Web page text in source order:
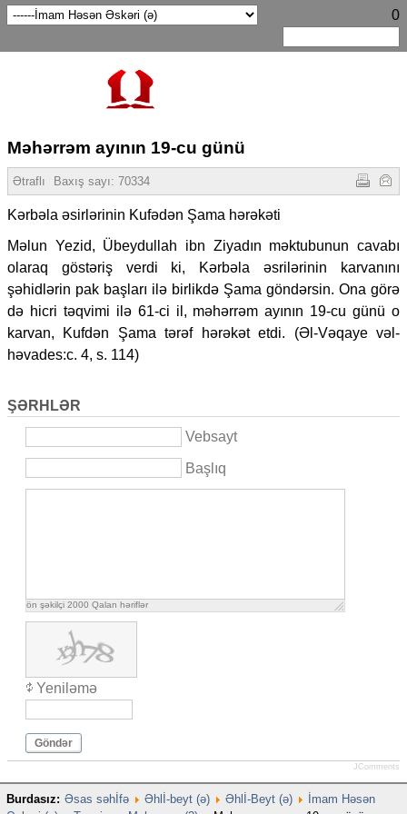
0
Məhərrəm ayının 19-cu günü
Ətraflı Baxış sayı: 70334
Kərbəla əsirlərinin Kufədən Şama hərəkəti
Məlun Yezid, Übeydullah ibn Ziyadın məktubunun cavabı
olaraq göstəriş verdi ki, Kərbəla əsrilərinin karvanını
şəhidlərin pak başları ilə birlikdə Şama göndərsin. Ona görə
də hicri təqvimi ilə 61-ci il, məhərrəm ayının 19-cu günü o
karvan, Kufdən Şama tərəf hərəkət etdi. (Əl-Vəqaye vəl-
həvades:c. 4, s. 114)
ŞƏRHLƏR
Vebsayt
Başlıq
ön şəkilçi 2000 Qalan həriflər
Yeniləmə
Göndər
JComments
Burdasız: Əsas səhİfə Əhlİ-beyt (ə) Əhlİ-Beyt (ə)
İmam Həsən